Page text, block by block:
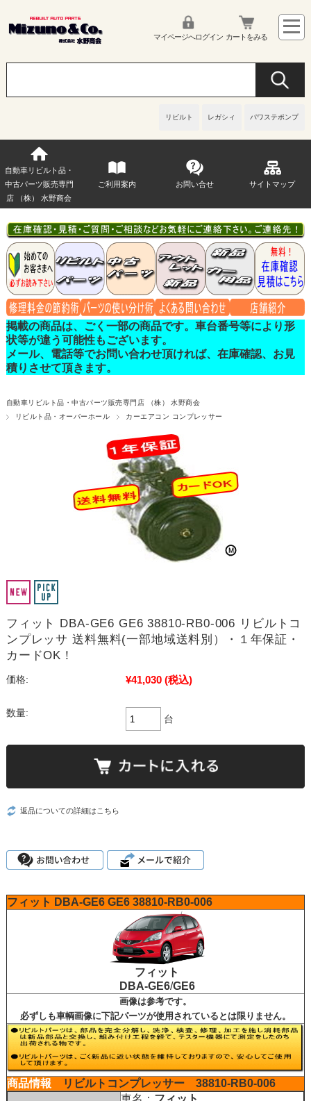
リビルト レガシィ パワステポンプ
マイページへログイン カートをみる
自動車リビルト品・
中古パーツ販売専門
店 （株） 水野商会
ご利用案内 お問い合せ サイトマップ
掲載の商品は、ごく一部の商品です。車台番号等により形
状等が違う可能性もございます。
メール、電話等でお問い合わせ頂ければ、在庫確認、お見
積りさせて頂きます。
自動車リビルト品・中古パーツ販売専門店 （株） 水野商会
リビルト品・オーバーホール
カーエアコン コンプレッサー
フィット DBA-GE6 GE6 38810-RB0-006 リビルトコ
ンプレッサ 送料無料(一部地域送料別）・１年保証・
カードOK！
価格: ¥41,030 (税込)
数量:
台
返品についての詳細はこちら
フィット DBA-GE6 GE6 38810-RB0-006
フィット
DBA-GE6/GE6
画像は参考です。
必ずしも車輌画像に下記パーツが使用されているとは限りません。
商品情報 リビルトコンプレッサー 38810-RB0-006